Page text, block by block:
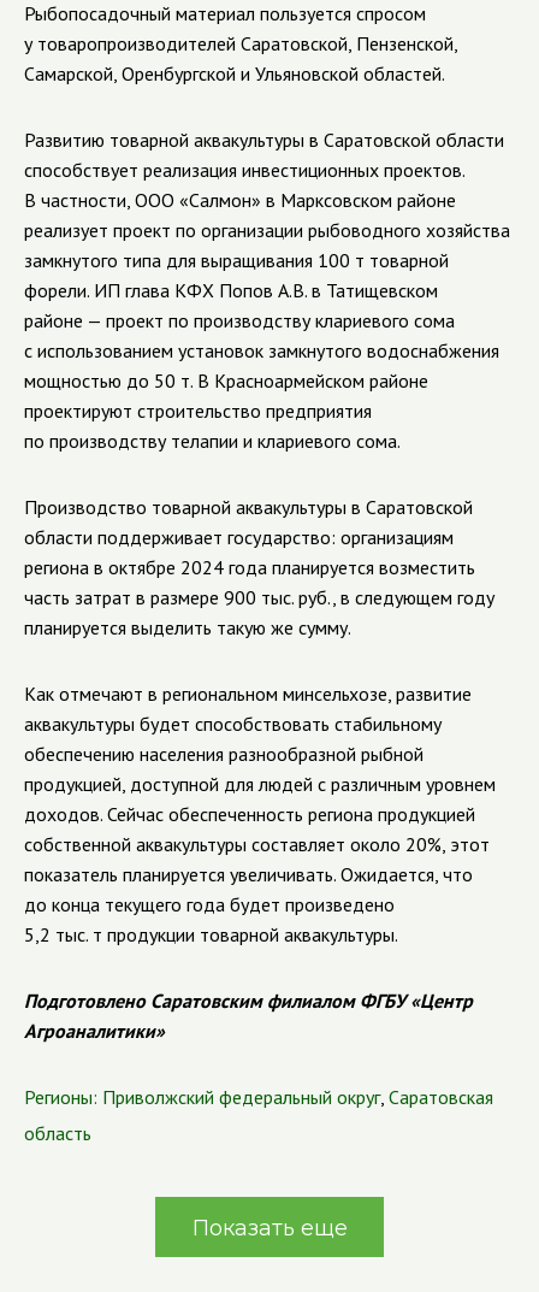
Рыбопосадочный материал пользуется спросом
у товаропроизводителей Саратовской, Пензенской,
Самарской, Оренбургской и Ульяновской областей.
Развитию товарной аквакультуры в Саратовской области
способствует реализация инвестиционных проектов.
В частности, ООО «Салмон» в Марксовском районе
реализует проект по организации рыбоводного хозяйства
замкнутого типа для выращивания 100 т товарной
форели. ИП глава КФХ Попов А.В. в Татищевском
районе — проект по производству клариевого сома
с использованием установок замкнутого водоснабжения
мощностью до 50 т. В Красноармейском районе
проектируют строительство предприятия
по производству телапии и клариевого сома.
Производство товарной аквакультуры в Саратовской
области поддерживает государство: организациям
региона в октябре 2024 года планируется возместить
часть затрат в размере 900 тыс. руб., в следующем году
планируется выделить такую же сумму.
Как отмечают в региональном минсельхозе, развитие
аквакультуры будет способствовать стабильному
обеспечению населения разнообразной рыбной
продукцией, доступной для людей с различным уровнем
доходов. Сейчас обеспеченность региона продукцией
собственной аквакультуры составляет около 20%, этот
показатель планируется увеличивать. Ожидается, что
до конца текущего года будет произведено
5,2 тыс. т продукции товарной аквакультуры.
Подготовлено Саратовским филиалом ФГБУ «Центр
Агроаналитики»
Регионы: Приволжский федеральный округ, Саратовская
область
Показать еще